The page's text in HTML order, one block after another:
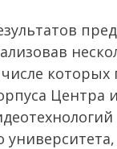
которых
Центра